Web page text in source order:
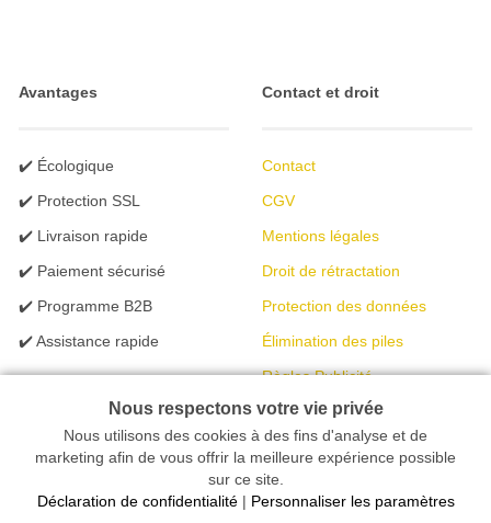
Avantages
✔️ Écologique
✔️ Protection SSL
✔️ Livraison rapide
✔️ Paiement sécurisé
✔️ Programme B2B
✔️ Assistance rapide
Contact et droit
Contact
CGV
Mentions légales
Droit de rétractation
Protection des données
Élimination des piles
Règles Publicité
Votre magasin en ligne spécialisé dans l'éclairage | créé avec
peleides.io
Nous respectons votre vie privée
Nous utilisons des cookies à des fins d'analyse et de
marketing afin de vous offrir la meilleure expérience possible
sur ce site.
Déclaration de confidentialité| Personnaliser les paramètres